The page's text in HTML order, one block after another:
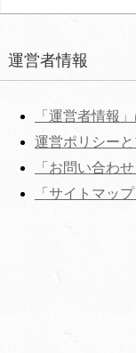
運営者情報
「運営者情報
運営ポリシー
「お問い合わ
「サイトマッ